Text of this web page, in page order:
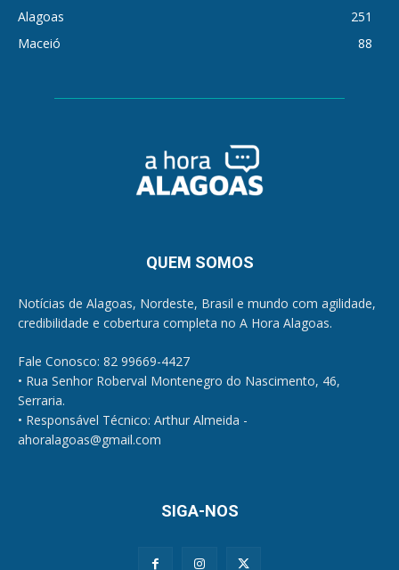
Alagoas
251
Maceió
88
QUEM SOMOS
Notícias de Alagoas, Nordeste, Brasil e mundo com agilidade,
credibilidade e cobertura completa no A Hora Alagoas.
Fale Conosco: 82 99669-4427
• Rua Senhor Roberval Montenegro do Nascimento, 46,
Serraria.
• Responsável Técnico: Arthur Almeida -
ahoralagoas@gmail.com
SIGA-NOS